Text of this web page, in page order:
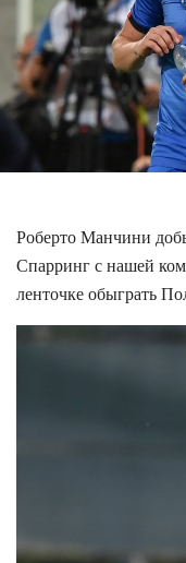
Роберто Манчини
Спарринг с нашей
ленточке обыграть